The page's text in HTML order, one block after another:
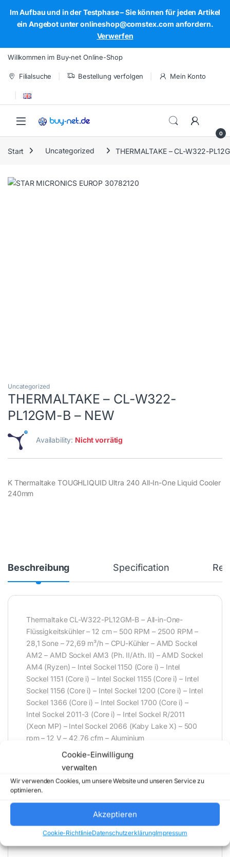
Cookie-Einwilligung
verwalten
Wir verwenden Cookies, um unsere Website und unseren Service zu
optimieren.
Akzeptieren
Cookie-RichtlinieDatenschutzerklärungImpressum
Im Aufbau und in der Testphase – Sie können für jeden Artikel
ein Angebot unter onlineshop@comstex.com anfordern.
Verwerfen
Skip to navigation
Skip to content
Willkommen im Buy-net Online-Shop
Filialsuche Bestellung verfolgen Mein Konto
Open
0
Start Uncategorized THERMALTAKE – CL-W322-
Uncategorized
THERMALTAKE – CL-W322-
PL12GM-B – NEW
Availability: Nicht vorrätig
K Thermaltake TOUGHLIQUID Ultra 240 All-In-One Liquid Cooler
240mm
Beschreibung Specification
Thermaltake CL-W322-PL12GM-B – All-in-One-
Flüssigkeitskühler – 12 cm – 500 RPM – 2500 RPM –
28,1 Sone – 72,69 m³/h – CPU-Kühler – AMD Sockel
AM2 – AMD Sockel AM3 (Ph. II/Ath. II) – AMD Sockel
AM4 (Ryzen) – Intel Sockel 1150 (Core i) – Intel
Sockel 1151 (Core i) – Intel Sockel 1155 (Core i) – Intel
Sockel 1156 (Core i) – Intel Sockel 1200 (Core i) – Intel
Sockel 1366 (Core i) – Intel Sockel 1700 (Core i) –
Intel Sockel 2011-3 (Core i) – Intel Sockel R/2011
(Xeon MP) – Intel Sockel 2066 (Kaby Lake X) – 500
rpm – 12 V – 42,76 cfm – Aluminium
* Für Fehler im Datenblatt übernimmt (buy-net.de)
Comstex GmbH & Co. KG keine Haftung (
202608071600 )